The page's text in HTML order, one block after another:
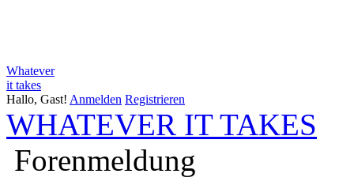
Whatever
it takes
Hallo, Gast! Anmelden Registrieren
WHATEVER IT TAKES
Forenmeldung